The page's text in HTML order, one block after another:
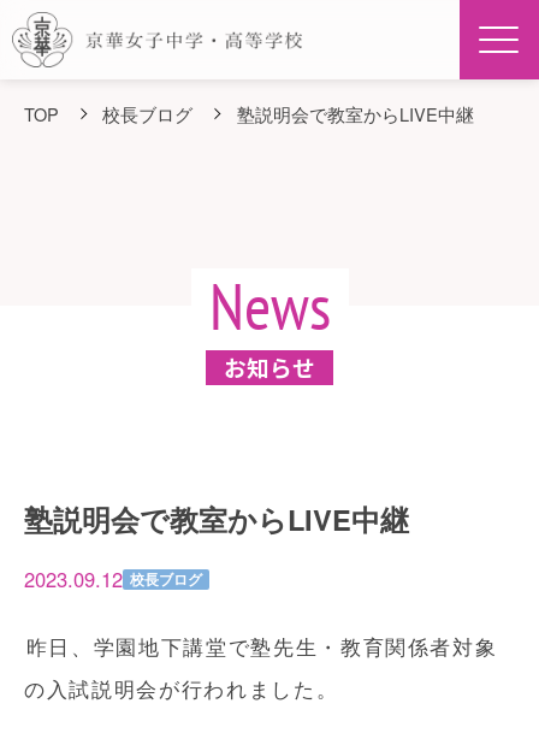
TOP 校長ブログ 塾説明会で教室からLIVE中継
News
お知らせ
塾説明会で教室からLIVE中継
2023.09.12 校長ブログ
昨日、学園地下講堂で塾先生・教育関係者対象
の入試説明会が行われました。